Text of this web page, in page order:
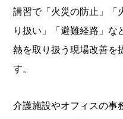
講習で「火災の防止」「
り扱い」「避難経路」な
熱を取り扱う現場改善を
す。
介護施設やオフィスの事